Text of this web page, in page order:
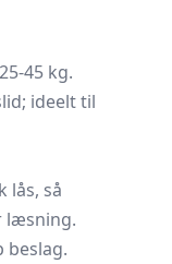
45 kg.
ideelt til
lås, så
læsning.